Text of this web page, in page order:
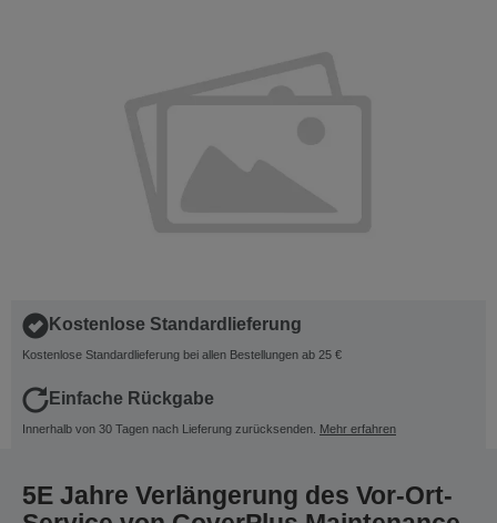
Kostenlose Standardlieferung
Kostenlose Standardlieferung bei allen Bestellungen ab 25 €
Einfache Rückgabe
Innerhalb von 30 Tagen nach Lieferung zurücksenden. Mehr erfahren
5E Jahre Verlängerung des Vor-Ort-